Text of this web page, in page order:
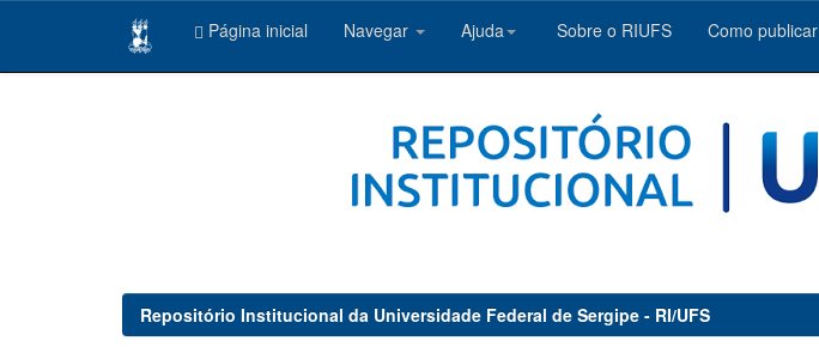
Página inicial Navegar Ajuda Sobre o RIUFS Como publicar
Repositório Institucional da Universidade Federal de Sergipe - RI/UFS